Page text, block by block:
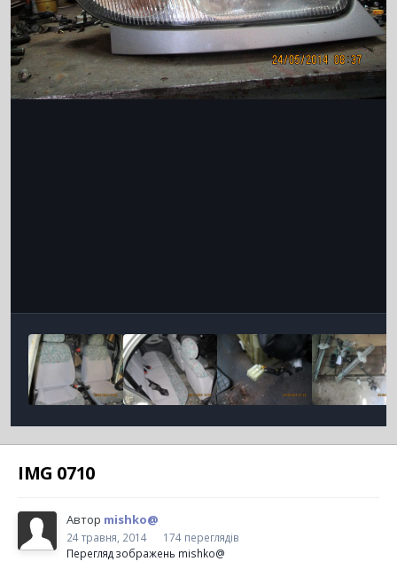
IMG 0710
Автор mishko@
24 травня, 2014
174 переглядів
Перегляд зображень mishko@